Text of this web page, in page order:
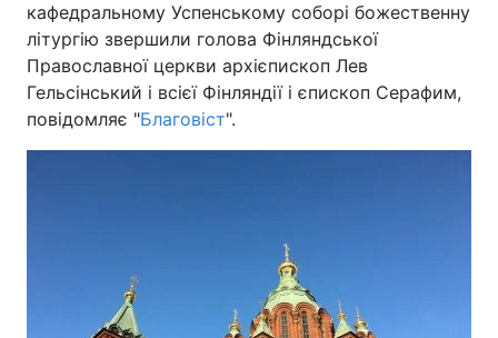
кафедральному Успенському соборі божественну
літургію звершили голова Фінляндської
Православної церкви архієпископ Лев
Гельсінський і всієї Фінляндії і єпископ Серафим,
повідомляє "Благовіст".